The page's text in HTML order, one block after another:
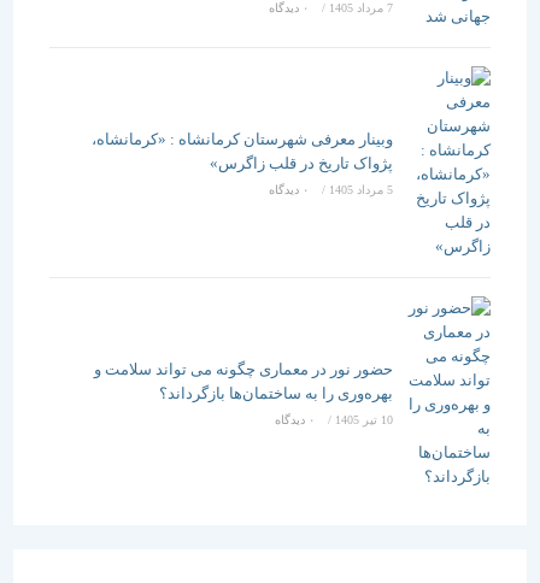
/ ۰ دیدگاه
وبینار معرفی شهرستان کرمانشاه : «کرمانشاه،
پژواک تاریخ در قلب زاگرس»
5 مرداد 1405 / ۰ دیدگاه
حضور نور در معماری چگونه می تواند سلامت و
بهره‌وری را به ساختمان‌ها بازگرداند؟
/ ۰ دیدگاه